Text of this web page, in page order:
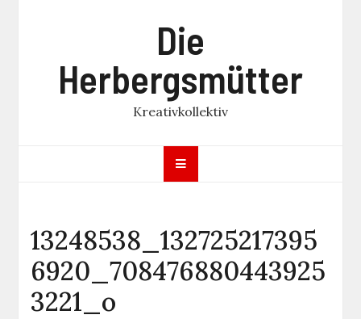
Die
Herbergsmütter
Kreativkollektiv
13248538_132725217395
6920_708476880443925
3221_o